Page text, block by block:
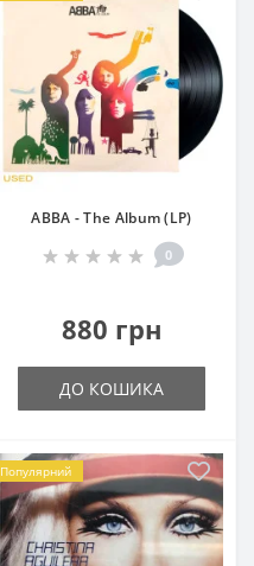
ABBA - The Album (LP)
0
880 грн
ДО КОШИКА
Популярний